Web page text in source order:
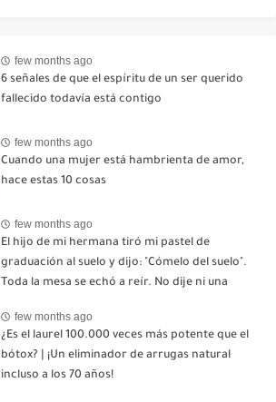
few months ago
6 señales de que el espíritu de un ser querido
fallecido todavía está contigo
few months ago
Cuando una mujer está hambrienta de amor,
hace estas 10 cosas
few months ago
El hijo de mi hermana tiró mi pastel de
graduación al suelo y dijo: "Cómelo del suelo".
Toda la mesa se echó a reír. No dije ni una
un mensaje: "Hemos decidido cortar todo
contacto. Aléjate para siempre"-nhuy
few months ago
¿Es el laurel 100.000 veces más potente que el
bótox? | ¡Un eliminador de arrugas natural
incluso a los 70 años!